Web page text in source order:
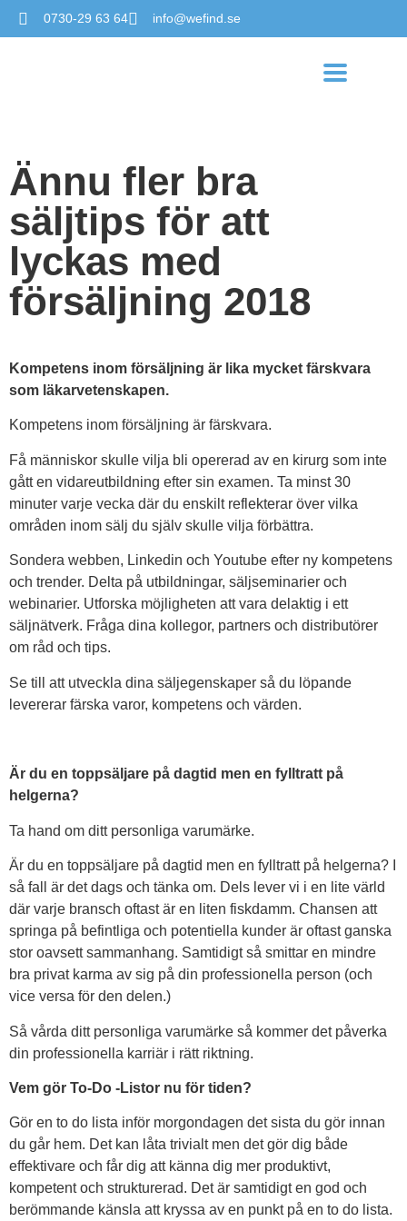
0730-29 63 64 info@wefind.se
Ännu fler bra
säljtips för att
lyckas med
försäljning 2018
Kompetens inom försäljning är lika mycket färskvara
som läkarvetenskapen.
Kompetens inom försäljning är färskvara.
Få människor skulle vilja bli opererad av en kirurg som inte
gått en vidareutbildning efter sin examen. Ta minst 30
minuter varje vecka där du enskilt reflekterar över vilka
områden inom sälj du själv skulle vilja förbättra.
Sondera webben, Linkedin och Youtube efter ny kompetens
och trender. Delta på utbildningar, säljseminarier och
webinarier. Utforska möjligheten att vara delaktig i ett
säljnätverk. Fråga dina kollegor, partners och distributörer
om råd och tips.
Se till att utveckla dina säljegenskaper så du löpande
levererar färska varor, kompetens och värden.
Är du en toppsäljare på dagtid men en fylltratt på
helgerna?
Ta hand om ditt personliga varumärke.
Är du en toppsäljare på dagtid men en fylltratt på helgerna? I
så fall är det dags och tänka om. Dels lever vi i en lite värld
där varje bransch oftast är en liten fiskdamm. Chansen att
springa på befintliga och potentiella kunder är oftast ganska
stor oavsett sammanhang. Samtidigt så smittar en mindre
bra privat karma av sig på din professionella person (och
vice versa för den delen.)
Så vårda ditt personliga varumärke så kommer det påverka
din professionella karriär i rätt riktning.
Vem gör To-Do -Listor nu för tiden?
Gör en to do lista inför morgondagen det sista du gör innan
du går hem. Det kan låta trivialt men det gör dig både
effektivare och får dig att känna dig mer produktivt,
kompetent och strukturerad. Det är samtidigt en god och
berömmande känsla att kryssa av en punkt på en to do lista.